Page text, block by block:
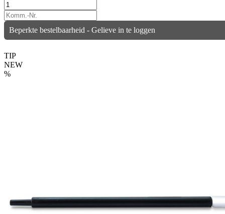
Beperkte bestelbaarheid - Gelieve in te loggen
TIP
NEW
%